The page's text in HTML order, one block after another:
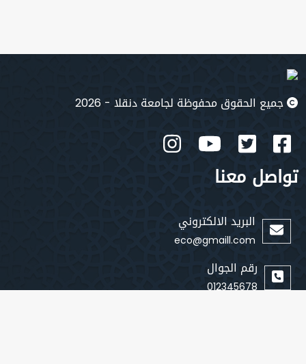
جميع الحقوق محفوظة لجامعة دنقلا - 2026
تواصل معنا
البريد الالكتروني
eco@gmaill.com
رقم الجوال
012345678